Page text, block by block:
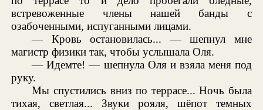
встревоженные члены нашей банды с
озабоченными, испуганными лицами.
— Кровь остановилась... — шепнул мне
магистр физики так, чтобы услышала Оля.
— Идемте! — шепнула Оля и взяла меня под
руку.
Мы спустились вниз по террасе... Ночь была
тихая, светлая... Звуки рояля, шёпот темных